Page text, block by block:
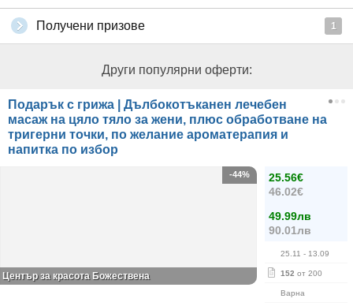
Получени призове 1
Други популярни оферти:
Подарък с грижа | Дълбокотъканен лечебен
масаж на цяло тяло за жени, плюс обработване на
тригерни точки, по желание ароматерапия и
напитка по избор
25.56€
46.02€
49.99лв
90.01лв
25.11 - 13.09
152 от 200
Варна
-44%
Център за красота Божествена